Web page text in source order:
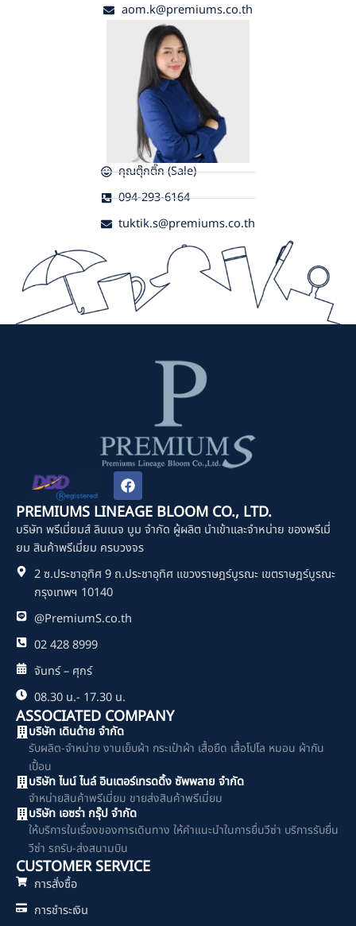
aom.k@premiums.co.th
คุณตุ๊กติ๊ก (Sale)
094-293-6164
tuktik.s@premiums.co.th
F
a
c
e
b
o
k
PREMIUMS LINEAGE BLOOM CO., LTD.
บริษัท พรีเมี่ยมส์ ลินเนจ บูม จำกัด ผู้ผลิต นำเข้าและจำหน่าย ของพรีเมี่
ยม สินค้าพรีเมี่ยม ครบวงจร
2 ซ.ประชาอุทิศ 9 ถ.ประชาอุทิศ แขวงราษฎร์บูรณะ เขตราษฎร์บูรณะ
กรุงเทพฯ 10140
@PremiumS.co.th
02 428 8999
จันทร์ – ศุกร์
08.30 น.- 17.30 น.
ASSOCIATED COMPANY
บริษัท เดินด้าย จำกัด
รับผลิต-จำหน่าย งานเย็บผ้า กระเป๋าผ้า เสื้อยืด เสื้อโปโล หมอน ผ้ากัน
เปื้อน
บริษัท ไนน์ ไนล์ อินเตอร์เทรดดิ้ง ซัพพลาย จำกัด
จำหน่ายสินค้าพรีเมี่ยม ขายส่งสินค้าพรีเมี่ยม
บริษัท เอซร่า กรุ๊ป จำกัด
ให้บริการในเรื่องของการเดินทาง ให้คำแนะนำในการยื่นวีซ่า บริการรับยื่น
วีซ่า รถรับ-ส่งสนามบิน
CUSTOMER SERVICE
การสั่งซื้อ
การชำระเงิน